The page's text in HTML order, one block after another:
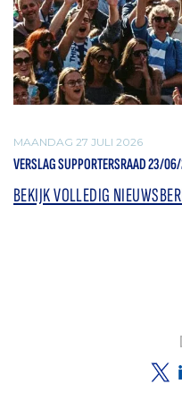
MAANDAG 27 JULI 2026
VERSLAG SUPPORTERSRAAD 23/
BEKIJK VOLLEDIG